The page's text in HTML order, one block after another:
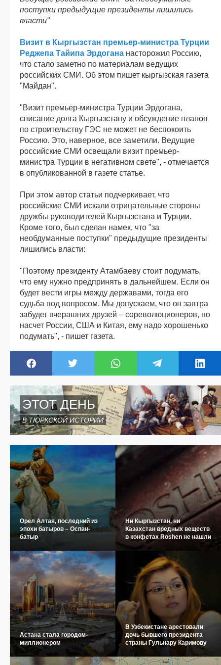
поступки предыдущие президенты лишились
власти"
Визит в Кыргызстан премьер-министра Турции
Реджепа Тайипа Эрдогана насторожил Россию,
что стало заметно по материалам ведущих
российских СМИ. Об этом пишет кыргызская газета
"Майдан".
"Визит премьер-министра Турции Эрдогана,
списание долга Кыргызстану и обсуждение планов
по строительству ГЭС не может не беспокоить
Россию. Это, наверное, все заметили. Ведущие
российские СМИ освещали визит премьер-
министра Турции в негативном свете", - отмечается
в опубликованной в газете статье.
При этом автор статьи подчеркивает, что
российские СМИ искали отрицательные стороны
дружбы руководителей Кыргызстана и Турции.
Кроме того, был сделан намек, что "за
необдуманные поступки" предыдущие президенты
лишились власти:
"Поэтому президенту Атамбаеву стоит подумать,
что ему нужно предпринять в дальнейшем. Если он
будет вести игры между державами, тогда его
судьба под вопросом. Мы допускаем, что он завтра
забудет вчерашних друзей – сореволюционеров, но
насчет России, США и Китая, ему надо хорошенько
подумать", - пишет газета.
ЭТОТ ДЕНЬ
В ТЮРКСКОЙ ИСТОРИИ
Орел Алтая, последний из
эпохи батыров – Оспан-
батыр
Ни Кыргызстан, ни
Казахстан вредных веществ
в конфетах Roshen не нашли
Астана стала городом-
миллионером
В Узбекистане арестовали
дочь бывшего президента
страны Гульнару Каримову